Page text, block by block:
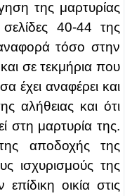
της μαρτυρίας
40‑44 της
τόσο στην
σε τεκμήρια που
έχει αναφέρει και
αλήθειας και ότι
στη μαρτυρία της.
αποδοχής της
ισχυρισμούς της
οικία στις